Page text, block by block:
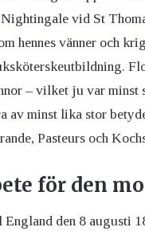
vid St
hennes vänner och
– vilket ju var minst
av minst lika stor
Pasteurs och
för den
den 8 augusti